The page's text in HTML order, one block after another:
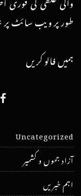
طور پر ویب سائٹ
ہمیں فالو کریں
Uncategorized
آزاد جموں و کشمیر
اہم خبریں